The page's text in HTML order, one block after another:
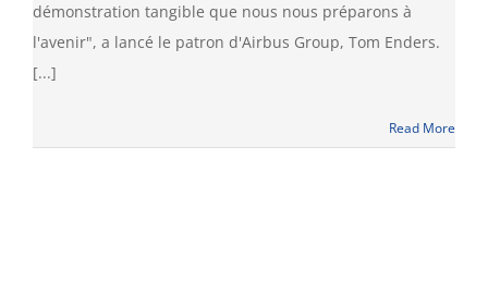
démonstration tangible que nous nous préparons à
l'avenir", a lancé le patron d'Airbus Group, Tom Enders.
[...]
Read More